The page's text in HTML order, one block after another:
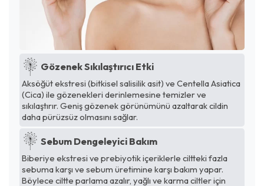
Gözenek Sıkılaştırıcı Etki
Aksöğüt ekstresi (bitkisel salisilik asit) ve Centella Asiatica
(Cica) ile gözenekleri derinlemesine temizler ve
sıkılaştırır. Geniş gözenek görünümünü azaltarak cildin
daha pürüzsüz olmasını sağlar.
Sebum Dengeleyici Bakım
Biberiye ekstresi ve prebiyotik içeriklerle ciltteki fazla
sebuma karşı ve sebum üretimine karşı bakım yapar.
Böylece ciltte parlama azalır, yağlı ve karma ciltler için